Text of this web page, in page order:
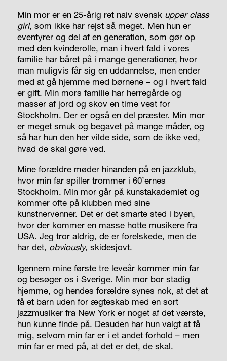
Min mor er en 25-årig ret naiv svensk upper class
girl, som ikke har rejst så meget. Men hun er
eventyrer og del af en generation, som gør op
med den kvinderolle, man i hvert fald i vores
familie har båret på i mange generationer, hvor
man muligvis får sig en uddannelse, men ender
med at gå hjemme med børnene – og i hvert fald
er gift. Min mors familie har herregårde og
masser af jord og skov en time vest for
Stockholm. Der er også en del præster. Min mor
er meget smuk og begavet på mange måder, og
så har hun den her vilde side, som de ikke ved,
hvad de skal gøre ved.
Mine forældre møder hinanden på en jazzklub,
hvor min far spiller trommer i 60’ernes
Stockholm. Min mor går på kunstakademiet og
kommer ofte på klubben med sine
kunstnervenner. Det er det smarte sted i byen,
hvor der kommer en masse hotte musikere fra
USA. Jeg tror aldrig, de er forelskede, men de
har det, obviously, skidesjovt.
Igennem mine første tre leveår kommer min far
og besøger os i Sverige. Min mor bor stadig
hjemme, og hendes forældre synes nok, at det at
få et barn uden for ægteskab med en sort
jazzmusiker fra New York er noget af det værste,
hun kunne finde på. Desuden har hun valgt at få
mig, selvom min far er i et andet forhold – men
min far er med på, at det er det, de skal.